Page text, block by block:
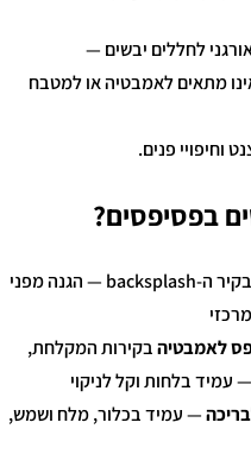
לחללים יבשים —
מתאים לאמבטיה או למטבח
וחיפויי פנים.
בפסיפסים?
בקיר ה-backsplash — הגנה מפני
לאמבטיהבקירות המקלחת,
בלחות וקל לניקוי
— עמיד בכלור, מלח ושמש,